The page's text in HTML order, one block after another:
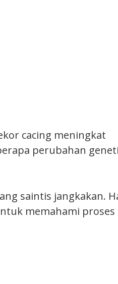
cacing meningkat
perubahan
saintis jangkakan.
memahami proses